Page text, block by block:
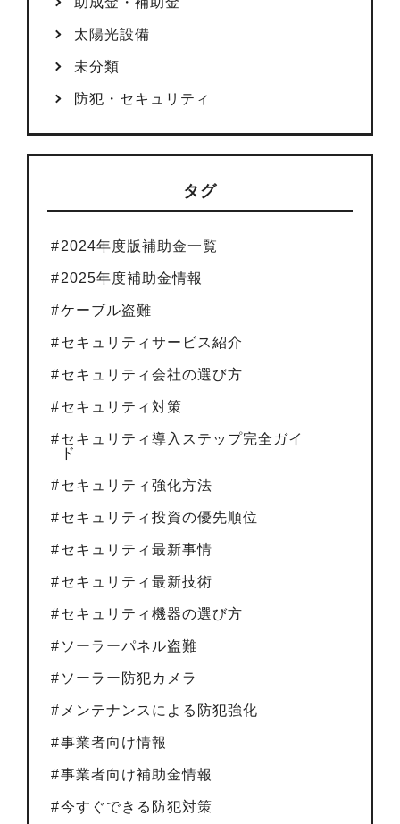
太陽光設備
未分類
防犯・セキュリティ
タグ
2024年度版補助金一覧
2025年度補助金情報
ケーブル盗難
セキュリティサービス紹介
セキュリティ会社の選び方
セキュリティ対策
セキュリティ導入ステップ完全ガイ
ド
セキュリティ強化方法
セキュリティ投資の優先順位
セキュリティ最新事情
セキュリティ最新技術
セキュリティ機器の選び方
ソーラーパネル盗難
ソーラー防犯カメラ
メンテナンスによる防犯強化
事業者向け情報
事業者向け補助金情報
今すぐできる防犯対策